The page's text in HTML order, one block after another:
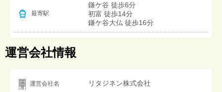
最寄駅
鎌ケ谷 徒歩6分
初富 徒歩14分
鎌ケ谷大仏 徒歩16分
運営会社情報
運営会社名 リタジネン株式会社